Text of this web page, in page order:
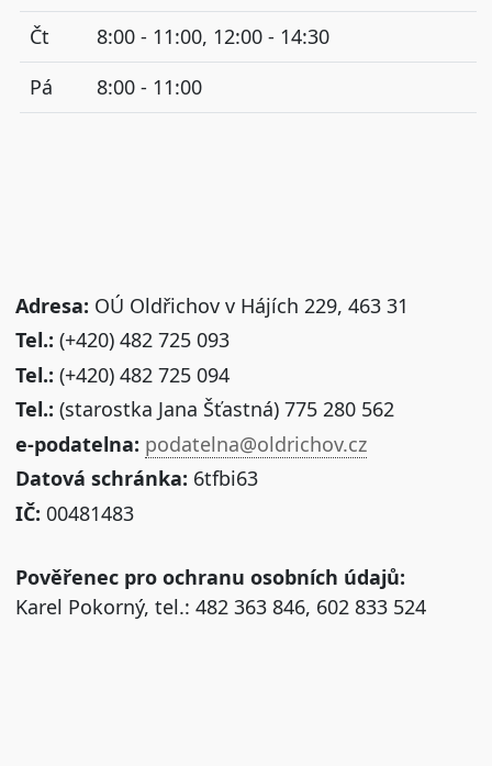
Čt
8:00 - 11:00, 12:00 - 14:30
Pá
8:00 - 11:00
Adresa: OÚ Oldřichov v Hájích 229, 463 31
Tel.: (+420) 482 725 093
Tel.: (+420) 482 725 094
Tel.: (starostka Jana Šťastná) 775 280 562
e-podatelna: podatelna@oldrichov.cz
Datová schránka: 6tfbi63
IČ: 00481483
Pověřenec pro ochranu osobních údajů:
Karel Pokorný, tel.: 482 363 846, 602 833 524